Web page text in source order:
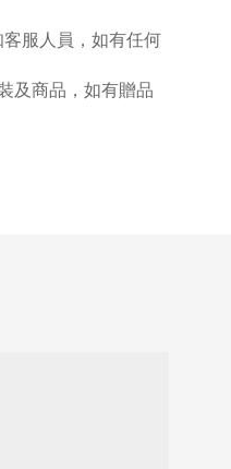
服人員，如有任何
及商品，如有贈品